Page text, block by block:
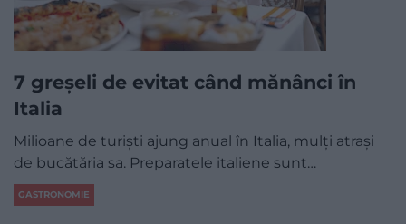
7 greșeli de evitat când mănânci în
Italia
Milioane de turiști ajung anual în Italia, mulți atrași
de bucătăria sa. Preparatele italiene sunt…
GASTRONOMIE